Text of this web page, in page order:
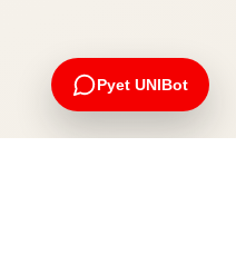
Pyet UNIBot